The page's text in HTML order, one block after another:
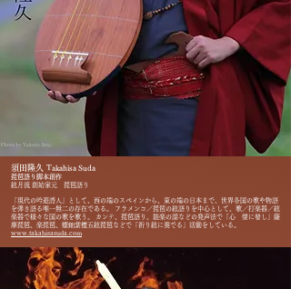
須田隆久 Takahisa Suda
琵琶語り脚本創作
絃月流 創始家元 琵琶語り
「現代の吟遊詩人」として、西の端のスペインから、東の端の日本まで、世界各国の歌や物語
を弾き語る唯一無二の存在である。 フラメンコ／琵琶の絃語りを中心として、歌／打楽器／絃
楽器で様々な国の歌を歌う。 カンテ、琵琶語り、能楽の謡などの発声法で「心 聲に發し」薩
摩琵琶、楽琵琶、螺鈿紫檀五絃琵琶などで「祈り絃に奏でる」活動をしている。
www.takahisasuda.com